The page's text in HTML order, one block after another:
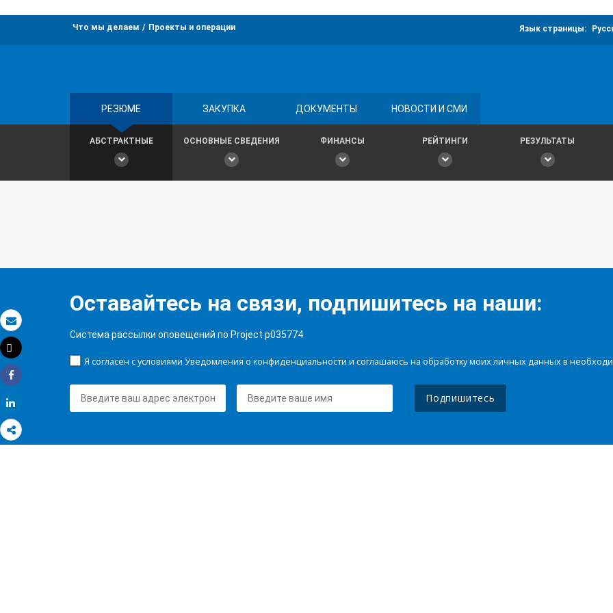
Электронная почта
Распечатать
Tweet
Share
Что мы делаем Проекты и операции Язык страницы:
РЕЗЮМЕ ЗАКУПКА ДОКУМЕНТЫ НОВОСТИ И СМИ
АБСТРАКТНЫЕ ОСНОВНЫЕ СВЕДЕНИЯ ФИНАНСЫ РЕЙТИНГИ РЕЗУЛЬТАТЫ
Оставайтесь на связи, подпишитесь на наши:
Система рассылки оповещений по Project p035774
Я согласен с условиями Уведомления о конфиденциальности и соглашаюсь на обработку моих личных данных в
Подпишитесь